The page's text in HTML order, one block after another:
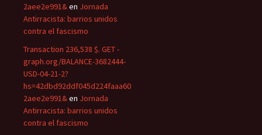
2aee2e991&en Jornada
Antirracista: barrios unidos
contra el fascismo
Transaction 236,538 $. GET -
graph.org/BALANCE-3682444-
USD-04-21-2?
hs=42dbd92ddf045d224faaa60
2aee2e991&en Jornada
Antirracista: barrios unidos
contra el fascismo